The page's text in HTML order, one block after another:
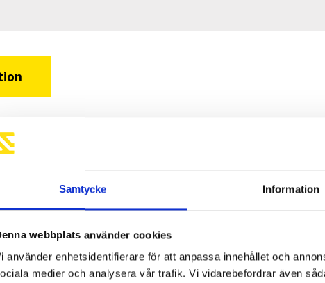
Samtycke Information
webbplats använder cookies
använder enhetsidentifierare för att anpassa innehållet och
medier och analysera vår trafik. Vi vidarebefordrar även
Är du intresserad